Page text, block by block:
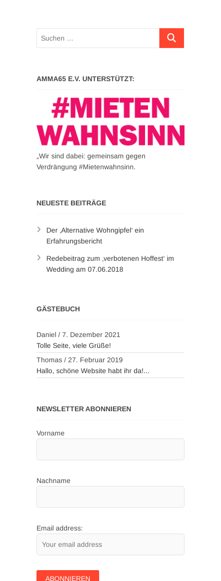
Suchen …
AMMA65 E.V. UNTERSTÜTZT:
„Wir sind dabei: gemeinsam gegen
Verdrängung #Mietenwahnsinn.
NEUESTE BEITRÄGE
Der ‚Alternative Wohngipfel‘ ein
Erfahrungsbericht
Redebeitrag zum ‚verbotenen Hoffest‘ im
Wedding am 07.06.2018
GÄSTEBUCH
Daniel / 7. Dezember 2021
Tolle Seite, viele Grüße!
Thomas / 27. Februar 2019
Hallo, schöne Website habt ihr da!...
NEWSLETTER ABONNIEREN
Vorname
Nachname
Email address: